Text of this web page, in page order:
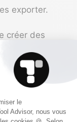
exporter.
créer des
au